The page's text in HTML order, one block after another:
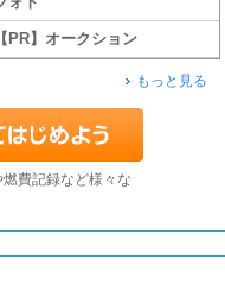
【PR】オークション
もっと見る
費記録など様々な